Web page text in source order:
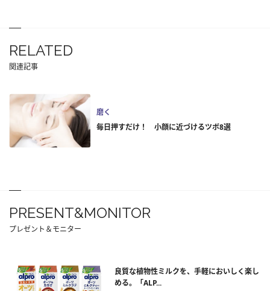
RELATED
関連記事
磨く
毎日押すだけ！ 小顔に近づけるツボ8選
PRESENT&MONITOR
プレゼント＆モニター
良質な植物性ミルクを、手軽においしく楽し
める。「ALP...